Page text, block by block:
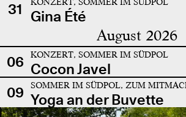
31 Gina Été
August 2026
06 KONZERT, SOMMER IM SÜDPOL
Cocon Javel
09
SOMMER IM SÜDPOL, ZUM
Yoga an der Buvette